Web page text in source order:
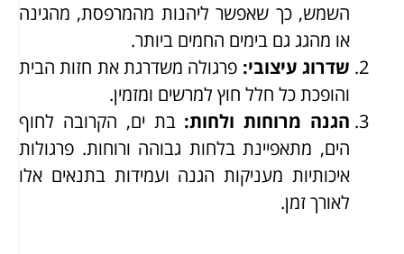
השמש, כך שאפשר ליהנות מהמרפסת, מהגינה
או מהגג גם בימים החמים ביותר.
שדרוג עיצובי: פרגולה משדרגת את חזות הבית
והופכת כל חלל חוץ למרשים ומזמין.
הגנה מרוחות ולחות: בת ים, הקרובה לחוף
הים, מתאפיינת בלחות גבוהה ורוחות. פרגולות
איכותיות מעניקות הגנה ועמידות בתנאים אלו
לאורך זמן.